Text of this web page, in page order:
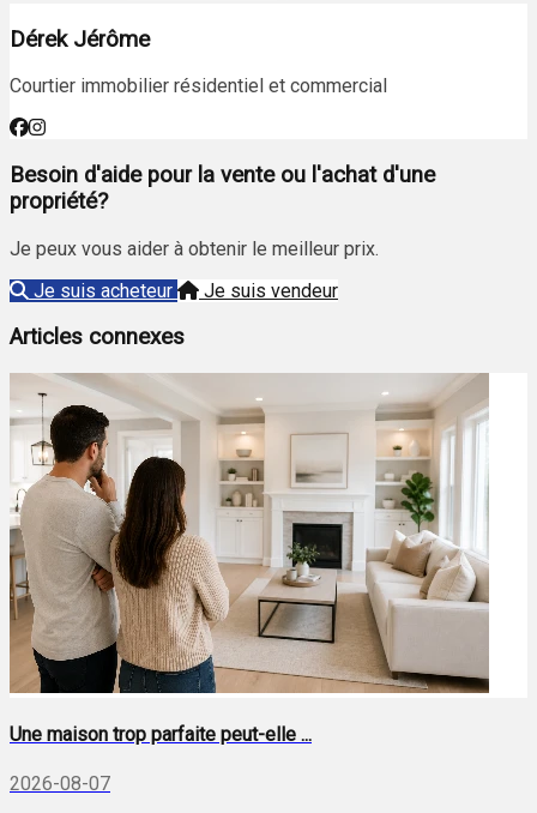
Dérek Jérôme
Courtier immobilier résidentiel et commercial
Besoin d'aide pour la vente ou l'achat d'une
propriété?
Je peux vous aider à obtenir le meilleur prix.
Je suis acheteur
Je suis vendeur
Articles connexes
Une maison trop parfaite peut-elle ...
2026-08-07